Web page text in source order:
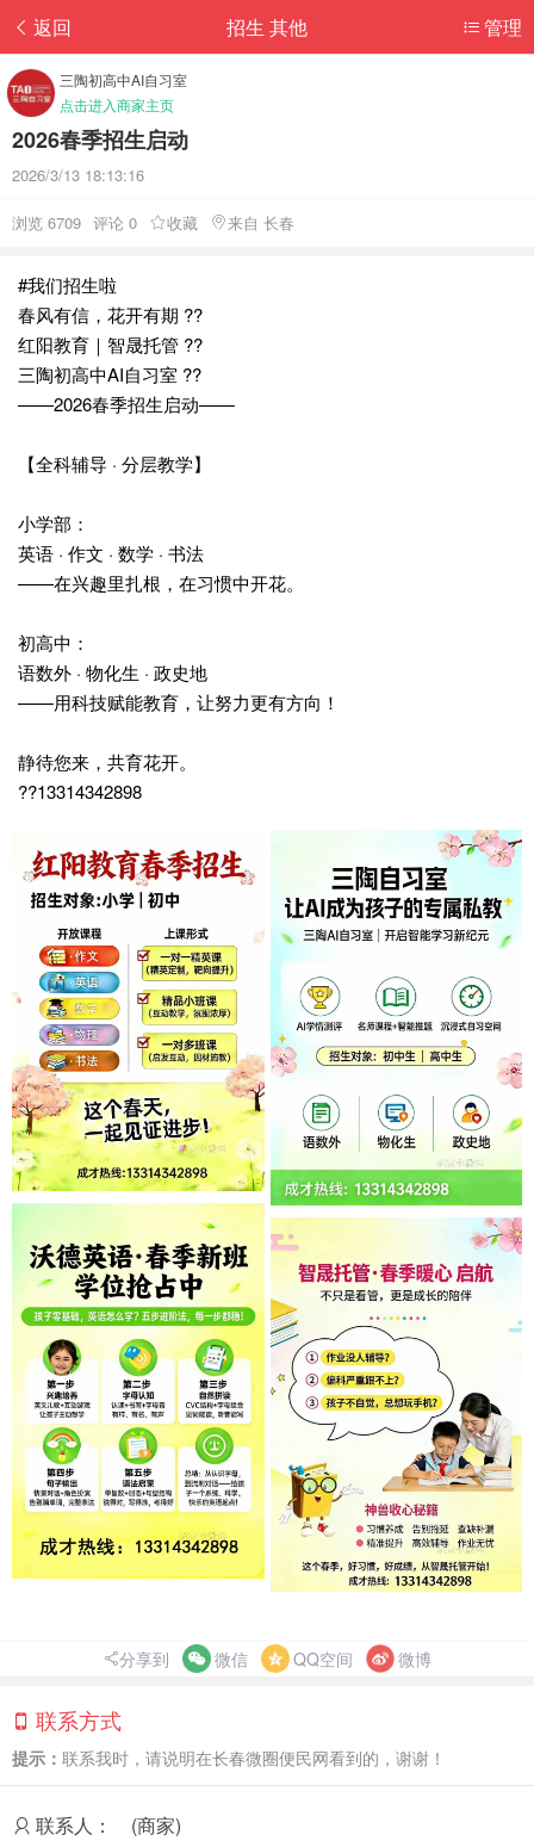
返回 管理
招生 其他
三陶初高中AI自习室
点击进入商家主页
2026春季招生启动
2026/3/13 18:13:16
浏览 6709 评论 0 收藏 来自 长春
#我们招生啦
春风有信，花开有期 ??
红阳教育｜智晟托管 ??
三陶初高中AI自习室 ??
——2026春季招生启动——
【全科辅导 · 分层教学】
小学部：
英语 · 作文 · 数学 · 书法
——在兴趣里扎根，在习惯中开花。
初高中：
语数外 · 物化生 · 政史地
——用科技赋能教育，让努力更有方向！
静待您来，共育花开。
??13314342898
分享到 微信 QQ空间 微博
联系方式
提示： 联系我时，请说明在长春微圈便民网看到的，谢谢！
联系人：
(商家)